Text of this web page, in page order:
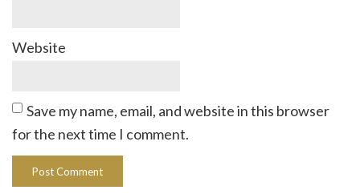
Website
Save my name, email, and website in this browser
for the next time I comment.